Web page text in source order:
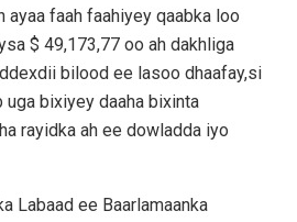
ayaa faah faahiyey qaabka loo
$ 49,173,77 oo ah dakhliga
bilood ee lasoo dhaafay,si
uga bixiyey daaha bixinta
rayidka ah ee dowladda iyo
Labaad ee Baarlamaanka